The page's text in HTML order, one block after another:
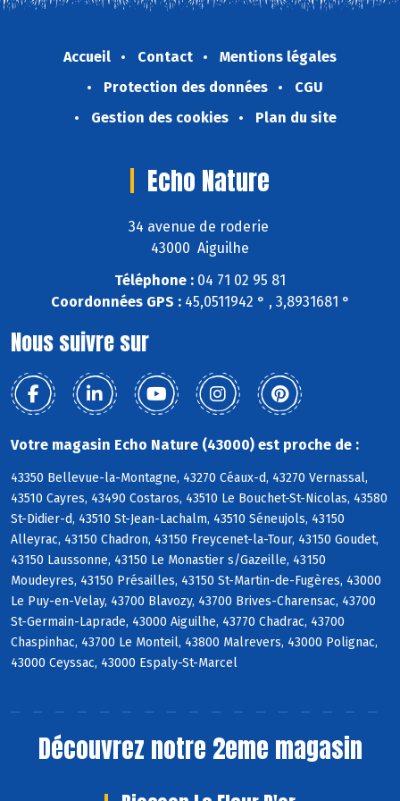
Accueil Contact
Mentions légales
Protection des données
CGU
Gestion des cookies
Plan du site
Echo Nature
34 avenue de roderie
43000 Aiguilhe
Téléphone : 04 71 02 95 81
Coordonnées GPS :45,0511942 ° , 3,8931681 °
Nous suivre sur
Votre magasin Echo Nature (43000) est proche de :
43350 Bellevue-la-Montagne, 43270 Céaux-d, 43270 Vernassal,
43510 Cayres, 43490 Costaros, 43510 Le Bouchet-St-Nicolas, 43580
St-Didier-d, 43510 St-Jean-Lachalm, 43510 Séneujols, 43150
Alleyrac, 43150 Chadron, 43150 Freycenet-la-Tour, 43150 Goudet,
43150 Laussonne, 43150 Le Monastier s/Gazeille, 43150
Moudeyres, 43150 Présailles, 43150 St-Martin-de-Fugères, 43000
Le Puy-en-Velay, 43700 Blavozy, 43700 Brives-Charensac, 43700
St-Germain-Laprade, 43000 Aiguilhe, 43770 Chadrac, 43700
Chaspinhac, 43700 Le Monteil, 43800 Malrevers, 43000 Polignac,
43000 Ceyssac, 43000 Espaly-St-Marcel
Découvrez notre 2eme magasin